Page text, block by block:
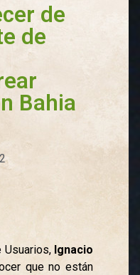
de
de
Bahia
Usuarios, Ignacio
que no están